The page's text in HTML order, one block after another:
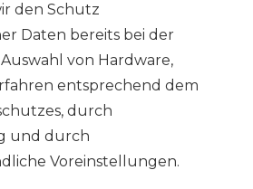
den Schutz
Daten bereits bei der
von Hardware,
entsprechend dem
durch
und durch
Voreinstellungen.